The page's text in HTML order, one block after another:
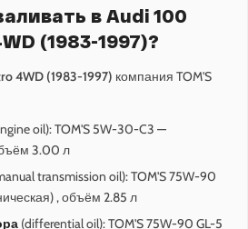
в Audi 100
(1983-1997)?
4WD (1983-1997) компания TOM'S
oil): TOM'S 5W-30-C3 —
3.00 л
transmission oil): TOM'S 75W-90
, объём 2.85 л
(differential oil): TOM'S 75W-90 GL-5